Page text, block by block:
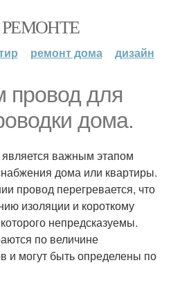
РЕМОНТЕ
ремонт дома дизайн
для
дома.
важным этапом
дома или квартиры.
провод перегревается, что
изоляции и короткому
непредсказуемы.
по величине
и могут быть определены по